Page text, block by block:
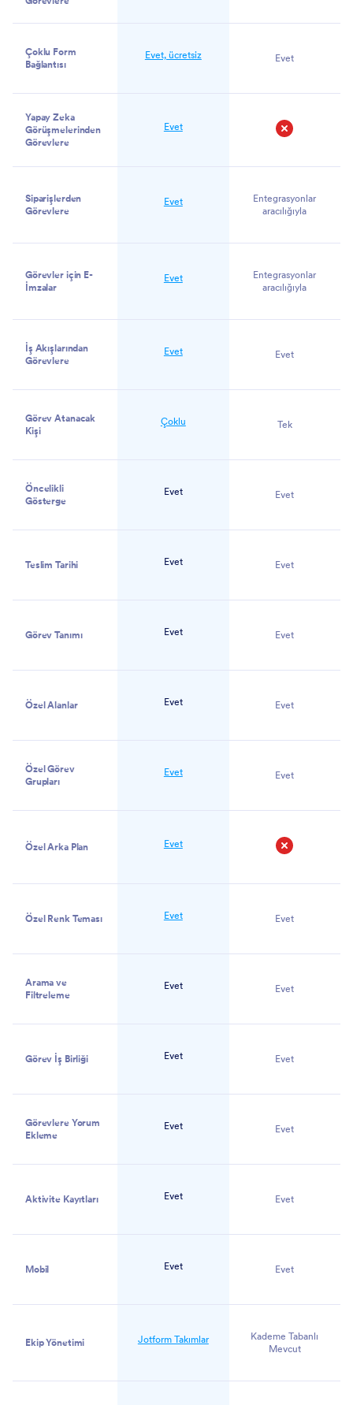
Çoklu Form
Bağlantısı
Evet, ücretsiz Evet
Yapay Zeka
Görüşmelerinden
Görevlere
Evet
Siparişlerden
Görevlere
Evet
Entegrasyonlar
aracılığıyla
Görevler için E-
İmzalar
Evet
Entegrasyonlar
aracılığıyla
İş Akışlarından
Görevlere
Evet Evet
Görev Atanacak
Kişi
Çoklu Tek
Öncelikli
Gösterge
Evet Evet
Teslim Tarihi Evet Evet
Görev Tanımı Evet Evet
Özel Alanlar Evet Evet
Özel Görev
Grupları
Evet Evet
Özel Arka Plan
Evet
Özel Renk Teması Evet Evet
Arama ve
Filtreleme
Evet Evet
Görev İş Birliği Evet Evet
Görevlere Yorum
Ekleme
Evet Evet
Aktivite Kayıtları Evet Evet
Mobil Evet Evet
Ekip Yönetimi Jotform Takımlar
Kademe Tabanlı
Mevcut